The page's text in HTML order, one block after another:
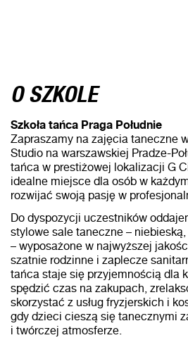
O SZKOLE
Szkoła tańca Praga Południe
Zapraszamy na zajęcia taneczne
Studio na warszawskiej Pradze-
tańca w prestiżowej lokalizacji G
idealne miejsce dla osób w
rozwijać swoją pasję w
Do dyspozycji uczestników
stylowe sale taneczne –
– wyposażone w najwyższej
szatnie rodzinne i zaplecze
tańca staje się przyjemnością dla
spędzić czas na zakupach,
skorzystać z usług fryzjerskich i
gdy dzieci cieszą się tanecznymi
i twórczej atmosferze.